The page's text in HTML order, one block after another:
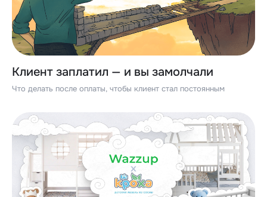
Клиент заплатил — и вы замолчали
Что делать после оплаты, чтобы клиент стал постоянным